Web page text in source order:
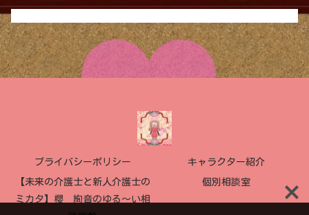
プライバシーポリシー キャラクター紹介
【未来の介護士と新人介護士の
ミカタ】櫻 絢音のゆる〜い相
個別相談室